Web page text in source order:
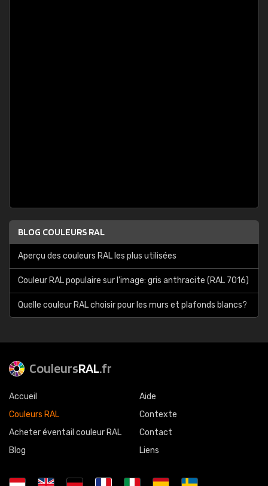
BLOG COULEURS RAL
Aperçu des couleurs RAL les plus utilisées
Couleur RAL populaire sur l'image: gris anthracite (RAL 7016)
Quelle couleur RAL choisir pour les murs et plafonds blancs?
CouleursRAL.fr
Accueil
Couleurs RAL
Acheter éventail couleur RAL
Blog
Aide
Contexte
Contact
Liens